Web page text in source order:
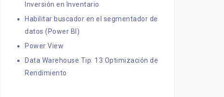
Inversión en Inventario
Habilitar buscador en el segmentador de
datos (Power BI)
Power View
Data Warehouse Tip. 13 Optimización de
Rendimiento